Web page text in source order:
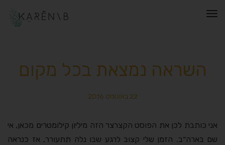
תפריט
השראה נמצאת בכל מקום
22 באוגוסט 2016
אני כותבת לכן את הפוסט הקצרצר הזה מיליון קילומטרים מכאן, אי
שם בארה״ב. הזמן שלי קצוב לרגע שבו נלה תתעורר, אז כנראה